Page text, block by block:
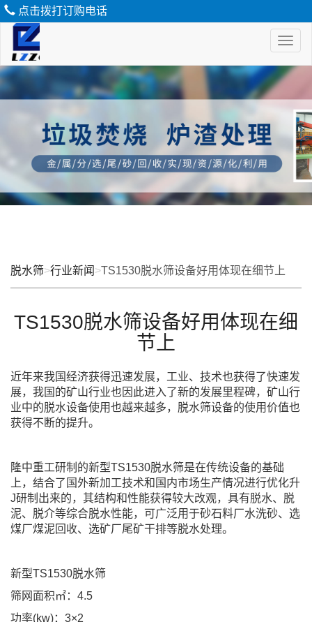
点击拨打订购电话
脱
水
脱水筛>行业新闻 >TS1530脱水筛设备好用体现在细节上
TS1530脱水筛设备好用体现在细
节上
近年来我国经济获得迅速发展，工业、技术也获得了快速发
展，我国的矿山行业也因此进入了新的发展里程碑，矿山行
业中的脱水设备使用也越来越多，脱水筛设备的使用价值也
获得不断的提升。
隆中重工研制的新型TS1530脱水筛是在传统设备的基础
上，结合了国外新加工技术和国内市场生产情况进行优化升
J研制出来的，其结构和性能获得较大改观，具有脱水、脱
泥、脱介等综合脱水性能，可广泛用于砂石料厂水洗砂、选
煤厂煤泥回收、选矿厂尾矿干排等脱水处理。
新型TS1530脱水筛
筛网面积㎡：4.5
功率(kw)：3×2